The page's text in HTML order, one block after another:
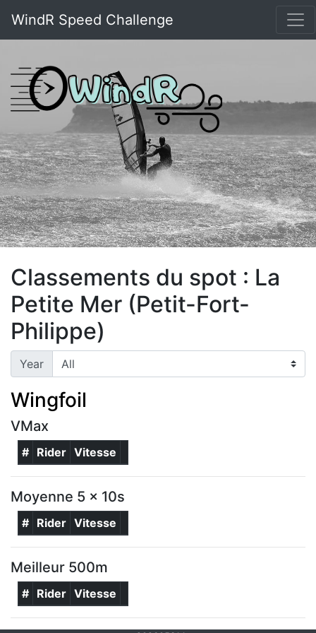
WindR Speed Challenge
Classements du spot : La
Petite Mer (Petit-Fort-
Philippe)
Year
Wingfoil
VMax
# Rider Vitesse
Moyenne 5 x 10s
# Rider Vitesse
Meilleur 500m
# Rider Vitesse